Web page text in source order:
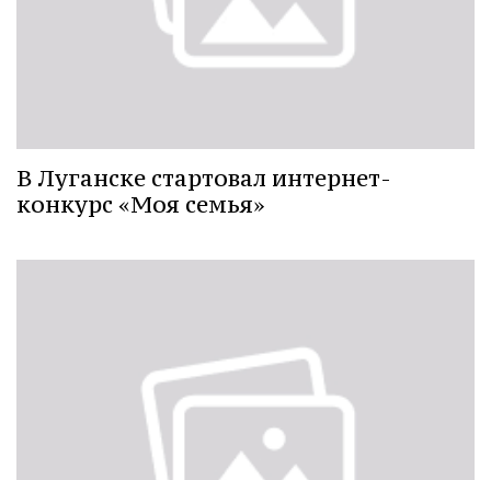
В Луганске стартовал интернет-
конкурс «Моя семья»